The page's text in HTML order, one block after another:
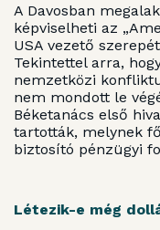
A Davosban
képviselheti az
USA vezető
Tekintettel arra,
nemzetközi
nem mondott le
Béketanács első
tartották, melynek
biztosító pénzügyi
Létezik-e még